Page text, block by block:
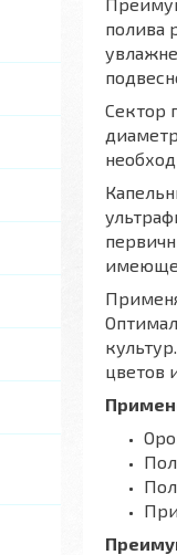
полива
Сектор
цветов